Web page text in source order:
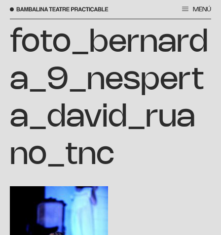
Saltar
contenido
MENÚ
foto_bernard
a_9_nespert
a_david_rua
no_tnc